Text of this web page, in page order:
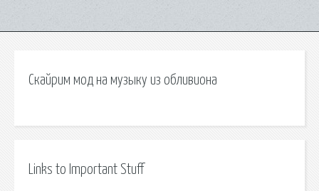
Скайрим мод на музыку из обливиона
Links to Important Stuff